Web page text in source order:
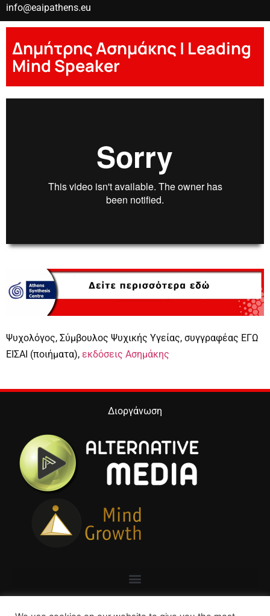
Δημήτρης Ασημάκης | Leading
Mind Speaker
Ψυχολόγος, Σύμβουλος Ψυχικής Υγείας, συγγραφέας ΕΓΩ
ΕΙΣΑΙ (ποιήματα), εκδόσεις Ασημάκης
info@eaipathens.eu
Διοργάνωση
Επικοινωνία